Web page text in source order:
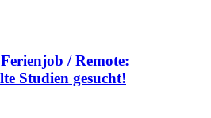
/ Remote:
Studien gesucht!